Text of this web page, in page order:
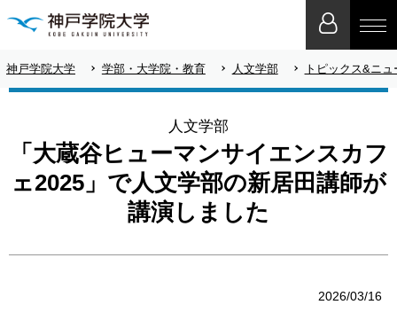
神戸学院大学 学部・大学院・教育 人文学部 トピックス&ニ
人文学部
「大蔵谷ヒューマンサイエンスカフ
ェ2025」で人文学部の新居田講師が
講演しました
2026/03/16